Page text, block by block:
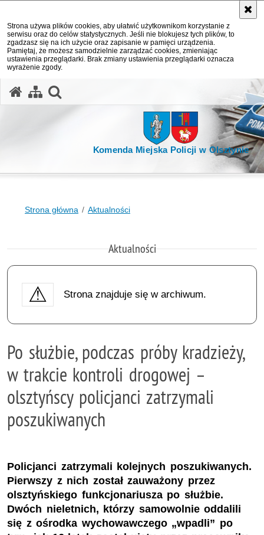
Strona używa plików cookies, aby ułatwić użytkownikom korzystanie z
serwisu oraz do celów statystycznych. Jeśli nie blokujesz tych plików, to
zgadzasz się na ich użycie oraz zapisanie w pamięci urządzenia.
Pamiętaj, że możesz samodzielnie zarządzać cookies, zmieniając
ustawienia przeglądarki. Brak zmiany ustawienia przeglądarki oznacza
wyrażenie zgody.
Komenda Miejska Policji w Olsztynie
Strona główna Aktualności
Aktualności
Strona znajduje się w archiwum.
Po służbie, podczas próby kradzieży,
w trakcie kontroli drogowej –
olsztyńscy policjanci zatrzymali
poszukiwanych
Policjanci zatrzymali kolejnych poszukiwanych.
Pierwszy z nich został zauważony przez
olsztyńskiego funkcjonariusza po służbie.
Dwóch nieletnich, którzy samowolnie oddalili
się z ośrodka wychowawczego „wpadli” po